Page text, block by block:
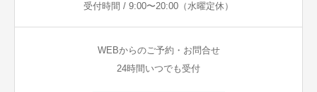
受付時間 / 9:00〜20:00（水曜定休）
WEBからのご予約・お問合せ
24時間いつでも受付